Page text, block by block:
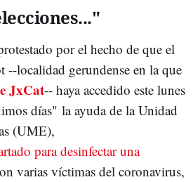
por el hecho de que el
localidad gerundense en la que
JxCat-- haya accedido este lunes
días" la ayuda de la Unidad
(UME),
para desinfectar una
varias víctimas del coronavirus,